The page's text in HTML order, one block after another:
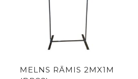
MELNS RĀMIS 2MX1M